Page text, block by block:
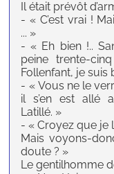
Il était prévôt
- « C’est vrai !
... »
- « Eh bien !..
peine trente-
Follenfant, je suis
- « Vous ne le
il s’en est allé
Latillé. »
- « Croyez que je
Mais voyons-
doute ? »
Le gentilhomme